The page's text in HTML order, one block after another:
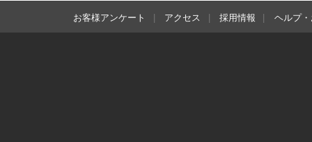
お客様アンケート アクセス 採用情報 ヘルプ